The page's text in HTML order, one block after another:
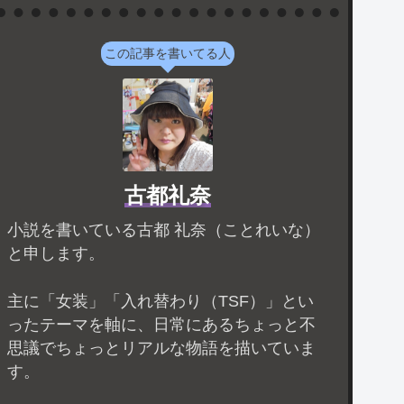
この記事を書いてる人
古都礼奈
小説を書いている古都 礼奈（ことれいな）
と申します。
主に「女装」「入れ替わり（TSF）」とい
ったテーマを軸に、日常にあるちょっと不
思議でちょっとリアルな物語を描いていま
す。